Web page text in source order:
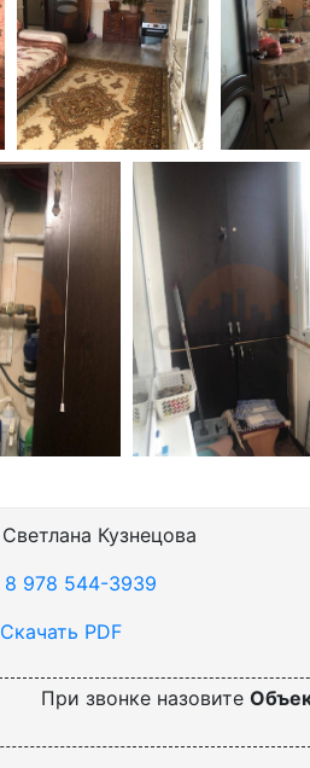
Светлана Кузнецова
8 978 544-3939
Скачать PDF
При звонке назовите